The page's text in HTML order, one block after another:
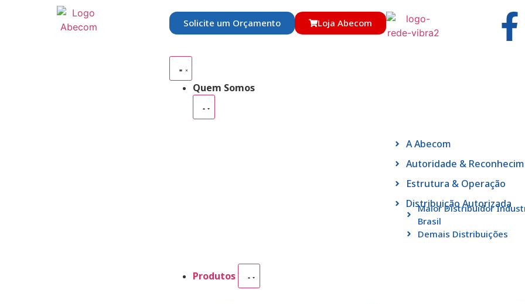
Solicite um Orçamento Loja Abecom
Quem Somos
A Abecom
Autoridade &
Estrutura & Operação
Distribuição Autorizada
Maior Distribuidor
Brasil
Demais Distribuições
Produtos